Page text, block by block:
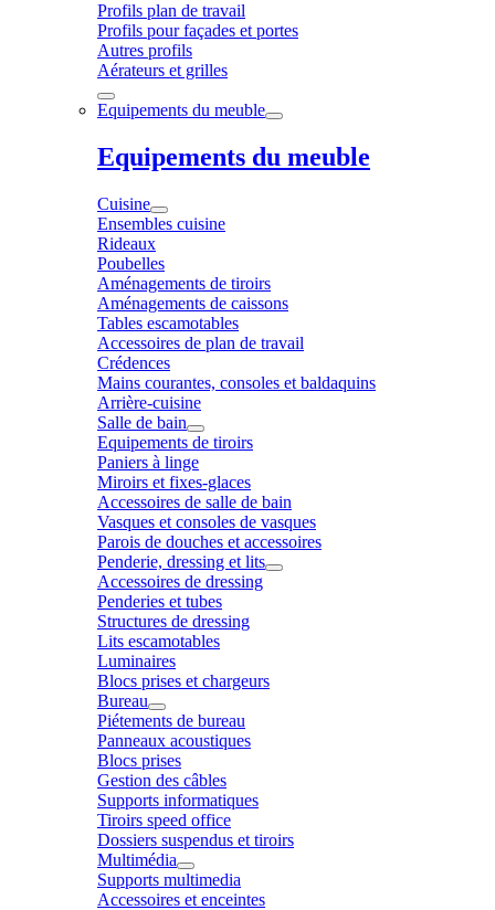
Profils plan de travail
Profils pour façades et portes
Autres profils
Aérateurs et grilles
Equipements du meuble
Equipements du meuble
Cuisine
Ensembles cuisine
Rideaux
Poubelles
Aménagements de tiroirs
Aménagements de caissons
Tables escamotables
Accessoires de plan de travail
Crédences
Mains courantes, consoles et baldaquins
Arrière-cuisine
Salle de bain
Equipements de tiroirs
Paniers à linge
Miroirs et fixes-glaces
Accessoires de salle de bain
Vasques et consoles de vasques
Parois de douches et accessoires
Penderie, dressing et lits
Accessoires de dressing
Penderies et tubes
Structures de dressing
Lits escamotables
Luminaires
Blocs prises et chargeurs
Bureau
Piétements de bureau
Panneaux acoustiques
Blocs prises
Gestion des câbles
Supports informatiques
Tiroirs speed office
Dossiers suspendus et tiroirs
Multimédia
Supports multimedia
Accessoires et enceintes